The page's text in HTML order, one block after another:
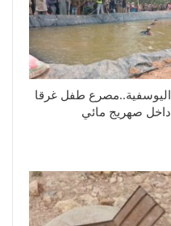
اليوسفية..مصرع طفل غرقا
داخل صهريج مائي